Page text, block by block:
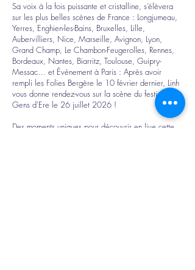
Sa voix à la fois puissante et cristalline, s’élèvera
sur les plus belles scènes de France : Longjumeau,
Yerres, Enghien-les-Bains, Bruxelles, Lille,
Aubervilliers, Nice, Marseille, Avignon, Lyon,
Grand Champ, Le Chambon-Feugerolles, Rennes,
Bordeaux, Nantes, Biarritz, Toulouse, Guipry-
Messac… et Événement à Paris : Après avoir
rempli les Folies Bergère le 10 février dernier, Linh
vous donne rendez-vous sur la scène du festival Les
Gens d'Ere le 26 juillet 2026 !
Des moments uniques pour découvrir en live cette